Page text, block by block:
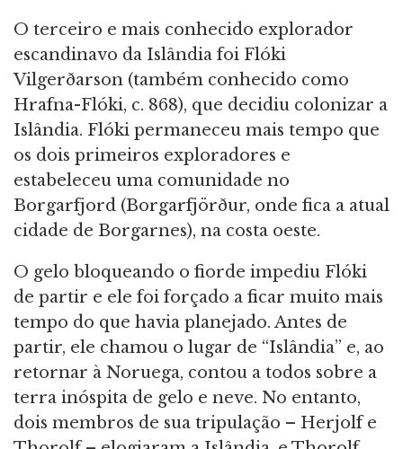
O terceiro e mais conhecido explorador
escandinavo da Islândia foi Flóki
Vilgerðarson (também conhecido como
Hrafna-Flóki, c. 868), que decidiu colonizar a
Islândia. Flóki permaneceu mais tempo que
os dois primeiros exploradores e
estabeleceu uma comunidade no
Borgarfjord (Borgarfjörður, onde fica a atual
cidade de Borgarnes), na costa oeste.
O gelo bloqueando o fiorde impediu Flóki
de partir e ele foi forçado a ficar muito mais
tempo do que havia planejado. Antes de
partir, ele chamou o lugar de “Islândia” e, ao
retornar à Noruega, contou a todos sobre a
terra inóspita de gelo e neve. No entanto,
dois membros de sua tripulação – Herjolf e